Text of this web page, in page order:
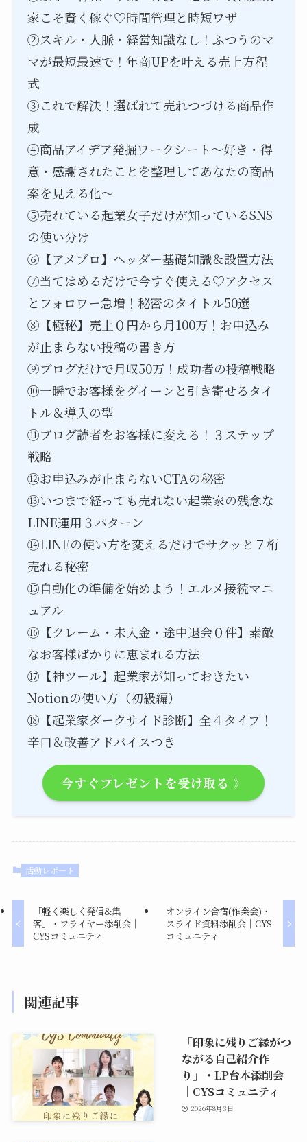
家こそ賢く稼ぐ♡時間管理と時短ワザ
②スキル・人脈・経営知識なし！ふつうのマ
マが最短最速で！年商UPを叶える売上方程
式
③これで解決！選ばれて売れつづける商品作
成
④商品アイデア発掘ワークシート～好き・得
意・感謝されたことを整理してあなたの商品
案を見える化～
⑤売れている起業女子だけが知っているSNS
の使い分け
⑥【アメブロ】ヘッダー基礎知識＆設置方法
⑦当てはめるだけで今すぐ使える♡アクセス
とフォロワー急増！秘密のタイトル50選
⑧【極秘】売上０円から月100万！お申込み
が止まらない投稿の書き方
⑨ブログだけで月収50万！成功者の投稿戦略
⑩一瞬でお客様をグイーンと引き寄せるタイ
トル＆導入の型
⑪ブログ読者をお客様に変える！３ステップ
戦略
⑫お申込みが止まらないCTAの秘密
⑬いつまで経っても売れない起業家の残念な
LINE運用３パターン
⑭LINEの使い方を変えるだけでサクッと７桁
売れる秘密
⑮自動化の準備を始めよう！エルメ接続マニ
ュアル
⑯【クレーム・未入金・途中退会０件】素敵
なお客様ばかりに恵まれる方法
⑰【神ツール】起業家が知っておきたい
Notionの使い方（初級編）
⑱【起業家ダークサイド診断】全４タイプ！
辛口＆改善アドバイスつき
今すぐプレゼントを受け取る 》
活動レポート
「軽く楽しく発信&集
客」・フライヤー添削会｜
CYSコミュニティ
オンライン合宿(作業会)・
スライド資料添削会｜CYS
コミュニティ
関連記事
「印象に残りご縁がつ
ながる自己紹介作
り」・LP台本添削会
｜CYSコミュニティ
2026年8月3日